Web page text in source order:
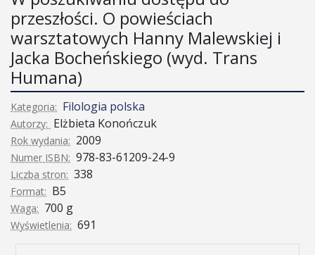
przeszłości. O powieściach
warsztatowych Hanny Malewskiej i
Jacka Bocheńskiego (wyd. Trans
Humana)
Kategoria: Filologia polska
Autorzy: Elżbieta Konończuk
Rok wydania: 2009
Numer ISBN: 978-83-61209-24-9
Liczba stron: 338
Format: B5
Waga: 700 g
Wyświetlenia: 691